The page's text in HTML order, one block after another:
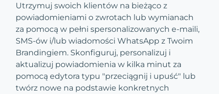
Utrzymuj swoich klientów na bieżąco z
powiadomieniami o zwrotach lub wymianach
za pomocą w pełni spersonalizowanych e-maili,
SMS-ów i/lub wiadomości WhatsApp z Twoim
Brandingiem. Skonfiguruj, personalizuj i
aktualizuj powiadomienia w kilka minut za
pomocą edytora typu "przeciągnij i upuść" lub
twórz nowe na podstawie konkretnych